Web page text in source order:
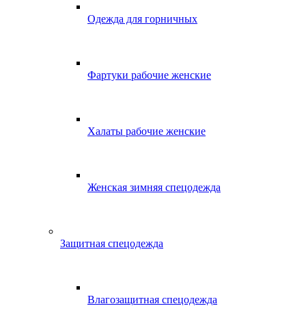
Одежда для горничных
Фартуки рабочие женские
Халаты рабочие женские
Женская зимняя спецодежда
Защитная спецодежда
Влагозащитная спецодежда